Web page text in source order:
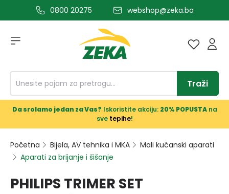
glavni sadržaj0800 20275 webshop@zeka.ba
Traži
Da srolamo jedan za Vas? Iskoristite akciju: 20% POPUSTAna
sve tepihe!
Početna Bijela, AV tehnika i MKA
Mali kućanski aparati
Aparati za brijanje i šišanje
PHILIPS TRIMER SET